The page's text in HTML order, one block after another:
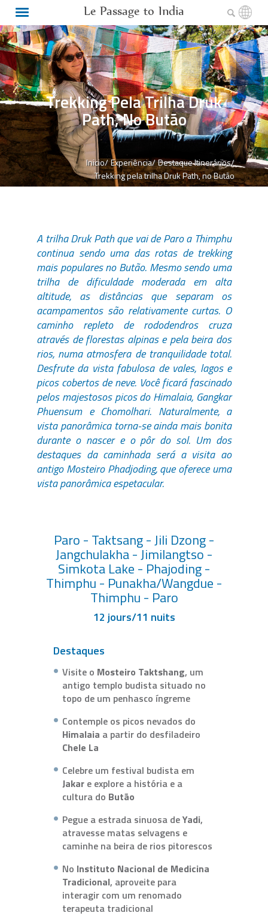
Le Passage to India
Inicio/Experiência/Destaque Itinerários/
Trekking pela trilha Druk Path, no Butão
Trekking Pela Trilha Druk
Path, No Butão
A trilha Druk Path que vai de Paro a Thimphu
continua sendo uma das rotas de trekking
mais populares no Butão. Mesmo sendo uma
trilha de dificuldade moderada em alta
altitude, as distâncias que separam os
acampamentos são relativamente curtas. O
caminho repleto de rododendros cruza
através de florestas alpinas e pela beira dos
rios, numa atmosfera de tranquilidade total.
Desfrute da vista fabulosa de vales, lagos e
picos cobertos de neve. Você ficará fascinado
pelos majestosos picos do Himalaia, Gangkar
Phuensum e Chomolhari. Naturalmente, a
vista panorâmica torna-se ainda mais bonita
durante o nascer e o pôr do sol. Um dos
destaques da caminhada será a visita ao
antigo Mosteiro Phadjoding, que oferece uma
vista panorâmica espetacular.
Paro - Taktsang - Jili Dzong -
Jangchulakha - Jimilangtso -
Simkota Lake - Phajoding -
Thimphu - Punakha/Wangdue -
Thimphu - Paro
12 jours/11 nuits
Destaques
Visite o Mosteiro Taktshang, um
antigo templo budista situado no
topo de um penhasco íngreme
Contemple os picos nevados do
Himalaia a partir do desfiladeiro
Chele La
Celebre um festival budista em
Jakar e explore a história e a
cultura do Butão
Pegue a estrada sinuosa deYadi,
atravesse matas selvagens e
caminhe na beira de rios pitorescos
No Instituto Nacional de Medicina
Tradicional, aproveite para
interagir com um renomado
terapeuta tradicional